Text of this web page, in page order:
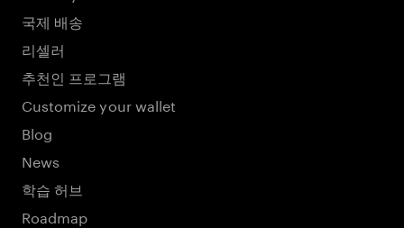
국제 배송
리셀러
추천인 프로그램
Customize your wallet
Blog
News
학습 허브
Roadmap